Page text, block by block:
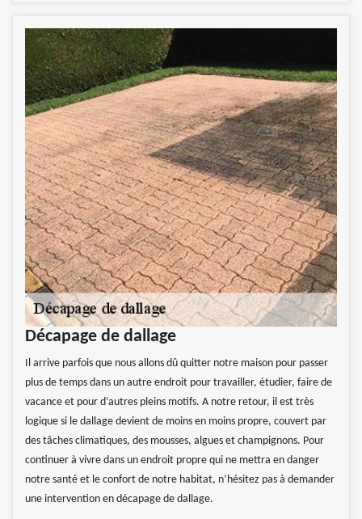
Décapage de dallage
Il arrive parfois que nous allons dû quitter notre maison pour passer
plus de temps dans un autre endroit pour travailler, étudier, faire de
vacance et pour d’autres pleins motifs. A notre retour, il est très
logique si le dallage devient de moins en moins propre, couvert par
des tâches climatiques, des mousses, algues et champignons. Pour
continuer à vivre dans un endroit propre qui ne mettra en danger
notre santé et le confort de notre habitat, n’hésitez pas à demander
une intervention en décapage de dallage.